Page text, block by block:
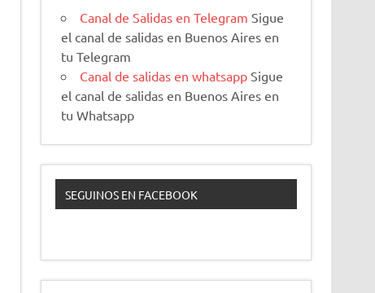
Canal de Salidas en Telegram Sigue
el canal de salidas en Buenos Aires en
tu Telegram
Canal de salidas en whatsapp Sigue
el canal de salidas en Buenos Aires en
tu Whatsapp
SEGUINOS EN FACEBOOK